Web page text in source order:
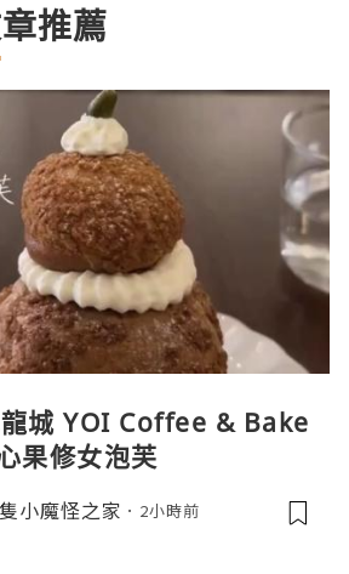
推薦
龍城 YOI Coffee & Bake
果修女泡芙
小魔怪之家 2小時前